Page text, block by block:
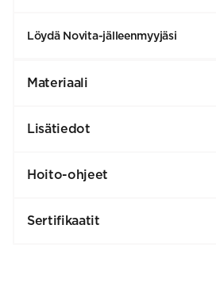
Löydä Novita-jälleenmyyjäsi
Materiaali
Lisätiedot
Hoito-ohjeet
Sertifikaatit